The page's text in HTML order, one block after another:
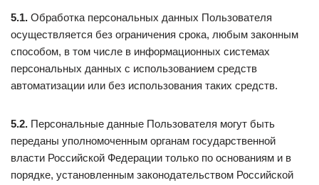
5.1. Обработка персональных данных Пользователя
осуществляется без ограничения срока, любым законным
способом, в том числе в информационных системах
персональных данных с использованием средств
автоматизации или без использования таких средств.
5.2. Персональные данные Пользователя могут быть
переданы уполномоченным органам государственной
власти Российской Федерации только по основаниям и в
порядке, установленным законодательством Российской